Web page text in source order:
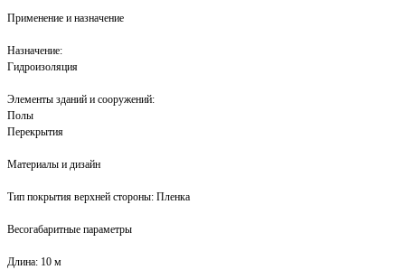
Применение и назначение
Назначение:
Гидроизоляция
Элементы зданий и сооружений:
Полы
Перекрытия
Материалы и дизайн
Тип покрытия верхней стороны: Пленка
Весогабаритные параметры
Длина: 10 м